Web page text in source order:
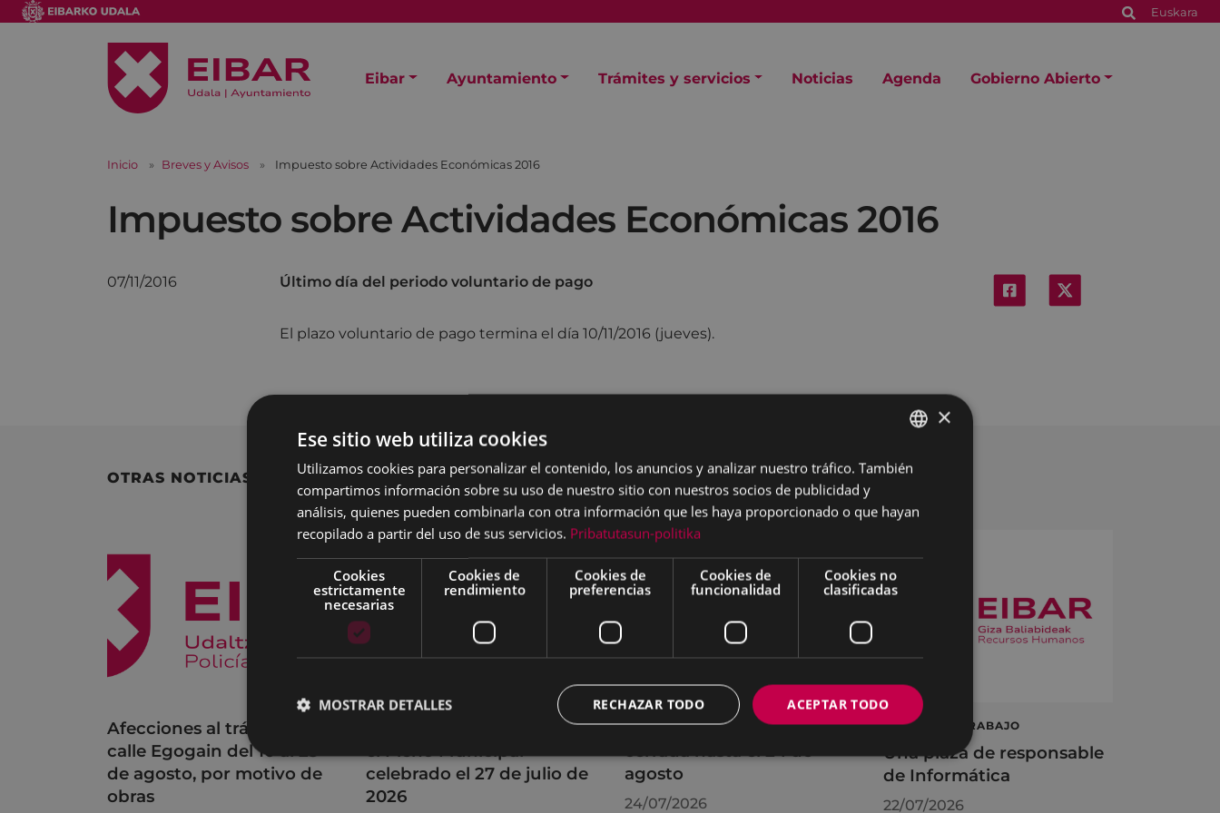
Euskara
Eibar Ayuntamiento Trámites y servicios Noticias Agenda Gobierno Abierto
Inicio Breves y Avisos Impuesto sobre Actividades Económicas 2016
Impuesto sobre Actividades Económicas 2016
07/11/2016 Último día del periodo voluntario de pago
El plazo voluntario de pago termina el día 10/11/2016 (jueves).
OTRAS NOTICIAS
Afecciones al tráfico en la
calle Egogain del 10 al 23
de agosto, por motivo de
obras
Acuerdos adoptados por
el Pleno Municipal
celebrado el 27 de julio de
2026
La OMIC permanecerá
cerrada hasta el 24 de
agosto
24/07/2026
OFERTA DE TRABAJO
Una plaza de responsable
de Informática
22/07/2026
BASQUE
×
Ese sitio web utiliza cookies
Utilizamos cookies para personalizar el contenido, los anuncios y analizar nuestro tráfico. También
compartimos información sobre su uso de nuestro sitio con nuestros socios de publicidad y
análisis, quienes pueden combinarla con otra información que les haya proporcionado o que hayan
recopilado a partir del uso de sus servicios. Pribatutasun-politika
Cookies
estrictamente
necesarias
Cookies de
rendimiento
Cookies de
preferencias
Cookies de
funcionalidad
Cookies no
clasificadas
ACEPTAR TODO
RECHAZAR TODO
MOSTRAR DETALLES